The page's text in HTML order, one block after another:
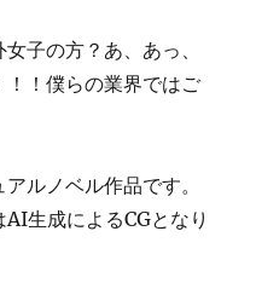
子の方？あ、あっ、
！僕らの業界ではご
ルノベル作品です。
生成によるCGとなり